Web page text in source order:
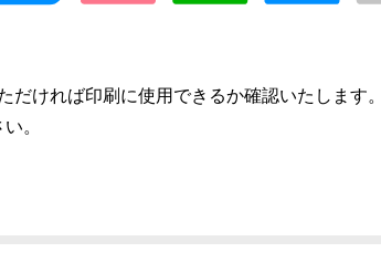
だければ印刷に使用できるか確認いたします
。